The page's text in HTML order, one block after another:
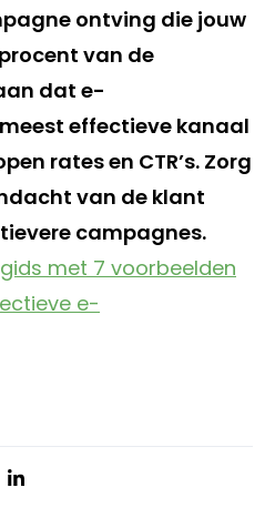
ontving die jouw
van de
dat e-
effectieve kanaal
rates en CTR’s. Zorg
van de klant
campagnes.
met 7 voorbeelden
e-